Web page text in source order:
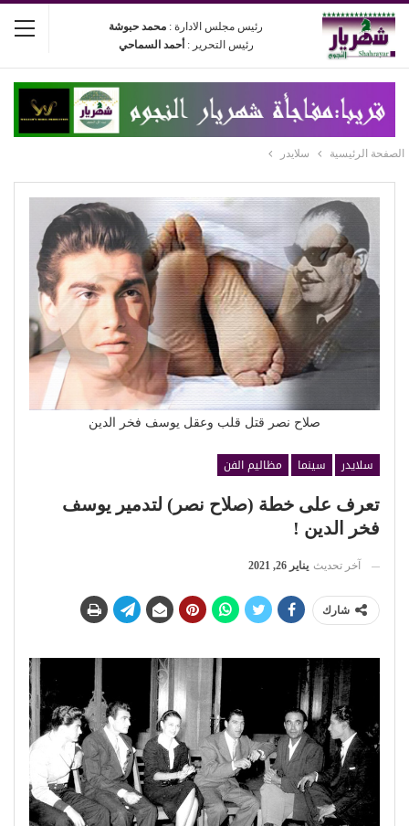
رئيس مجلس الادارة : محمد حبوشة
رئيس التحرير : أحمد السماحي
الصفحة الرئيسية سلايدر
صلاح نصر قتل قلب وعقل يوسف فخر الدين
سلايدر سينما
مظاليم الفن
تعرف على خطة (صلاح نصر) لتدمير يوسف
فخر الدين !
آخر تحديث يناير 26, 2021
شارك